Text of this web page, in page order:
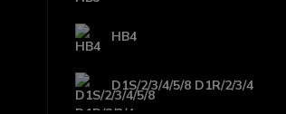
HB4
D1S/2/3/4/5/8 D1R/2/3/4